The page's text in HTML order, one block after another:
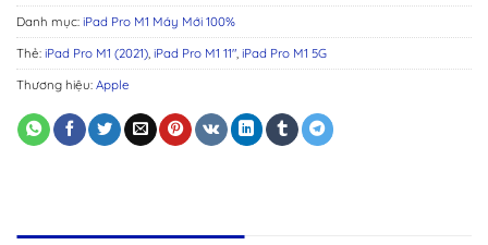
Danh mục: iPad Pro M1 Máy Mới 100%
Thẻ: iPad Pro M1 (2021), iPad Pro M1 11", iPad Pro M1 5G
Thương hiệu: Apple